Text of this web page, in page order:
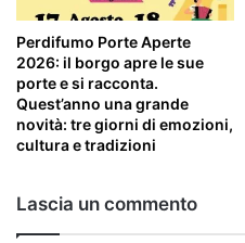
Perdifumo Porte Aperte
2026: il borgo apre le sue
porte e si racconta.
Quest’anno una grande
novità: tre giorni di emozioni,
cultura e tradizioni
Lascia un commento